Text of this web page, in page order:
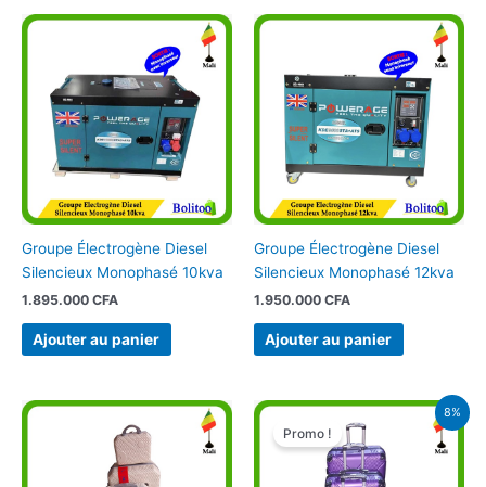
Groupe Électrogène Diesel
Silencieux Monophasé 10kva
1.895.000 CFA
Ajouter au panier
Groupe Électrogène Diesel
Silencieux Monophasé 12kva
1.950.000 CFA
Ajouter au panier
8%
Promo !
Le
prix
initial
était :
64.900 CFA.
Le
prix
actuel
est :